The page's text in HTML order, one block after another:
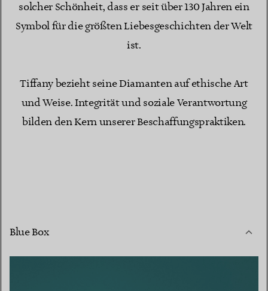
solcher Schönheit, dass er seit über 130 Jahren ein
Symbol für die größten Liebesgeschichten der Welt
ist.
Tiffany bezieht seine Diamanten auf ethische Art
und Weise. Integrität und soziale Verantwortung
bilden den Kern unserer Beschaffungspraktiken.
Blue Box